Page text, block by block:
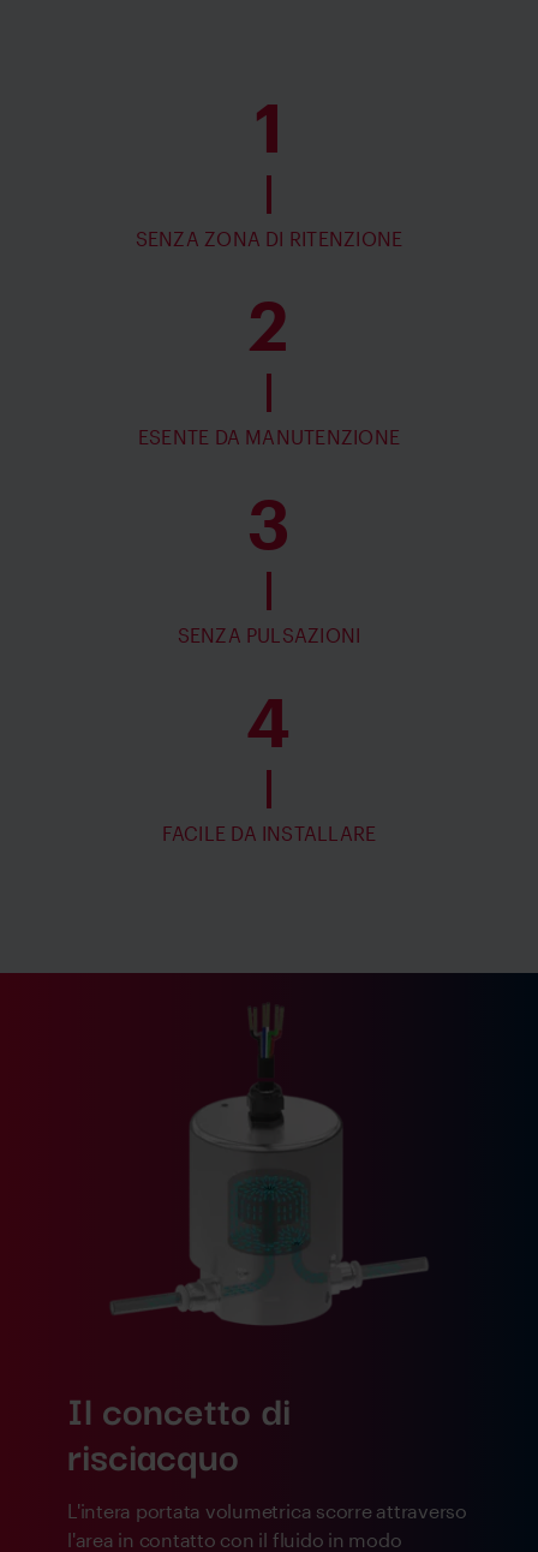
1
SENZA ZONA DI RITENZIONE
2
ESENTE DA MANUTENZIONE
3
SENZA PULSAZIONI
4
FACILE DA INSTALLARE
Il concetto di
risciacquo
L'intera portata volumetrica scorre attraverso
l'area in contatto con il fluido in modo